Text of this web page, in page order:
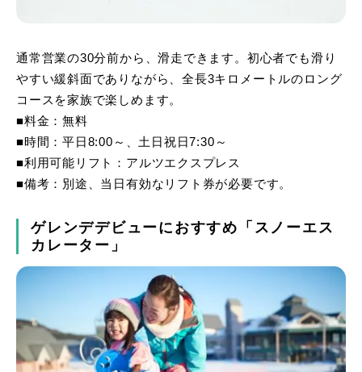
通常営業の30分前から、滑走できます。初心者でも滑り
やすい緩斜面でありながら、全長3キロメートルのロング
コースを家族で楽しめます。
■料金：無料
■時間：平日8:00～、土日祝日7:30～
■利用可能リフト：アルツエクスプレス
■備考：別途、当日有効なリフト券が必要です。
ゲレンデデビューにおすすめ「スノーエス
カレーター」